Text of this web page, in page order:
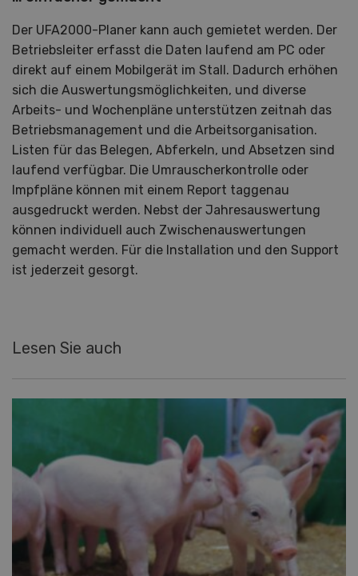
Der UFA2000-Planer kann auch gemietet werden. Der
Betriebsleiter erfasst die Daten laufend am PC oder
direkt auf einem Mobilgerät im Stall. Dadurch erhöhen
sich die Auswertungsmöglichkeiten, und diverse
Arbeits- und Wochenpläne unterstützen zeitnah das
Betriebsmanagement und die Arbeitsorganisation.
Listen für das Belegen, Abferkeln, und Absetzen sind
laufend verfügbar. Die Umrauscherkontrolle oder
Impfpläne können mit einem Report taggenau
ausgedruckt werden. Nebst der Jahresauswertung
können individuell auch Zwischenauswertungen
gemacht werden. Für die Installation und den Support
ist jederzeit gesorgt.
Lesen Sie auch